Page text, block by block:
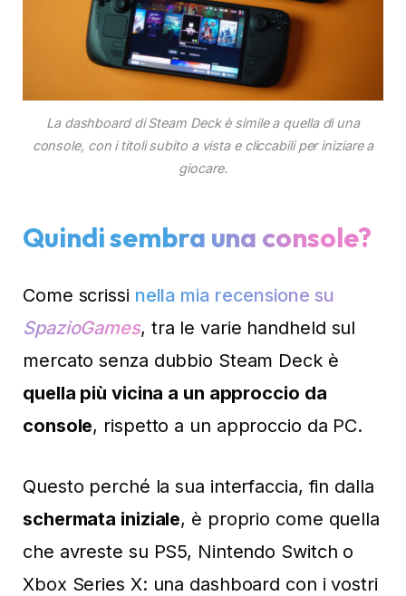
La dashboard di Steam Deck è simile a quella di una
console, con i titoli subito a vista e cliccabili per iniziare a
giocare.
Quindi sembra una console?
Come scrissi nella mia recensione su
SpazioGames, tra le varie handheld sul
mercato senza dubbio Steam Deck è
quella più vicina a un approccio da
console, rispetto a un approccio da PC.
Questo perché la sua interfaccia, fin dalla
schermata iniziale, è proprio come quella
che avreste su PS5, Nintendo Switch o
Xbox Series X: una dashboard con i vostri